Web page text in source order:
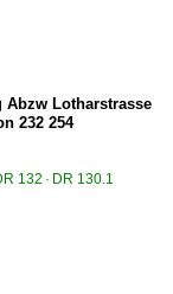
Pasewalk
Technikmuseum
Hilbersdorf
·TEV·
Abzw Lotharstrasse
232 254
132 · DR 130.1